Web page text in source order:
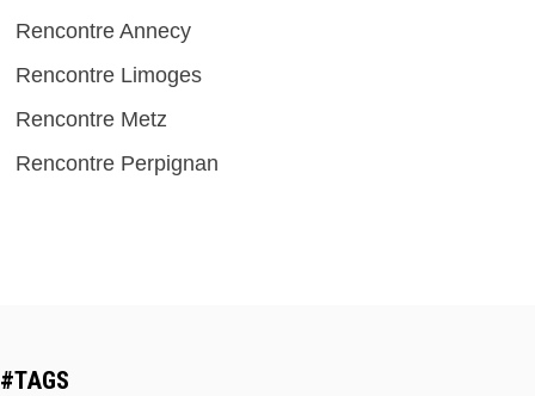
Rencontre Annecy
Rencontre Limoges
Rencontre Metz
Rencontre Perpignan
#TAGS